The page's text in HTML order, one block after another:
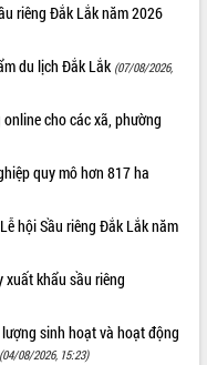
riêng Đắk Lắk năm 2026
du lịch Đắk Lắk (07/08/2026,
cho các xã, phường
quy mô hơn 817 ha
hội Sầu riêng Đắk Lắk năm
khẩu sầu riêng
sinh hoạt và hoạt động
(04/08/2026, 15:23)